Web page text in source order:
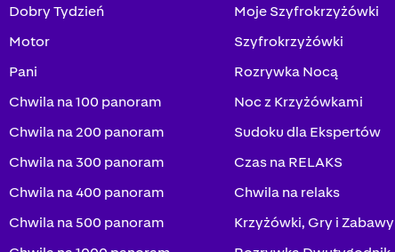
Dobry Tydzień
Motor
Pani
Chwila na 100 panoram
Chwila na 200 panoram
Chwila na 300 panoram
Chwila na 400 panoram
Chwila na 500 panoram
Moje Szyfrokrzyżówki
Szyfrokrzyżówki
Rozrywka Nocą
Noc z Krzyżówkami
Sudoku dla Ekspertów
Czas na RELAKS
Chwila na relaks
Krzyżówki, Gry i Zabawy